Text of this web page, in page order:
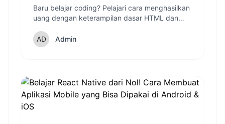
Penghasilan Tambahan Sambil
Belajar Coding
Baru belajar coding? Pelajari cara menghasilkan
uang dengan keterampilan dasar HTML dan
bahasa programming lanjutan.
Admin